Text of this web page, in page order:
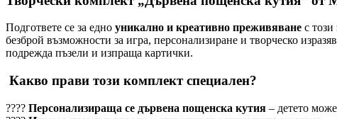
Подгответе се за едно уникално и креативно преживяване с
безброй възможности за игра, персонализиране и творческо
подрежда пъзели и изпраща картички.
Какво прави този комплект специален?
???? Персонализираща се дървена пощенска кутия – детето